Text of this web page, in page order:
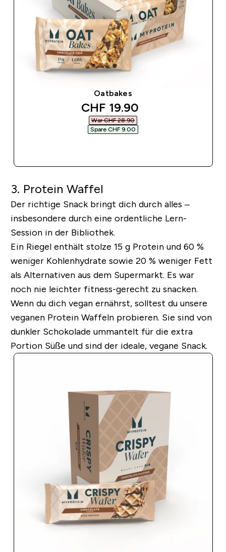
Oatbakes
discounted price
CHF 19.90‎
War CHF 28.90‎
Spare CHF 9.00‎
3. Protein Waffel
Der richtige Snack bringt dich durch alles –
insbesondere durch eine ordentliche Lern-
Session in der Bibliothek.
Ein Riegel enthält stolze 15 g Protein und 60 %
weniger Kohlenhydrate sowie 20 % weniger Fett
als Alternativen aus dem Supermarkt. Es war
noch nie leichter fitness-gerecht zu snacken.
Wenn du dich vegan ernährst, solltest du unsere
veganen Protein Waffeln probieren. Sie sind von
dunkler Schokolade ummantelt für die extra
Portion Süße und sind der ideale, vegane Snack.